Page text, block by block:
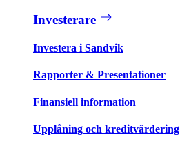
Investerare
Investera i Sandvik
Rapporter & Presentationer
Finansiell information
Upplåning och kreditvärdering